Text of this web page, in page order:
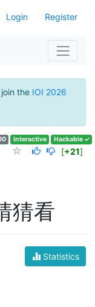
Login Register
the IOI 2026
Interactive Hackable ✓
[+21]
猜看
Statistics